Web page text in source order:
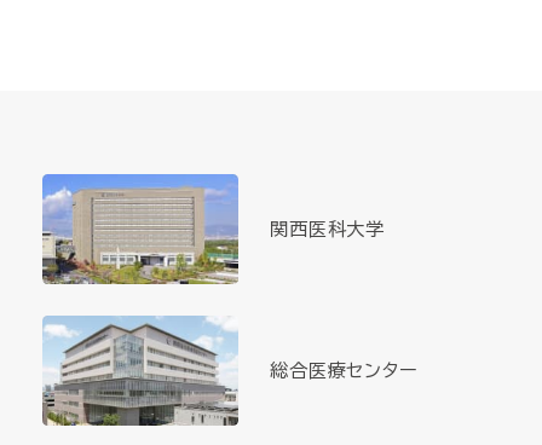
関西医科大学
総合医療センター